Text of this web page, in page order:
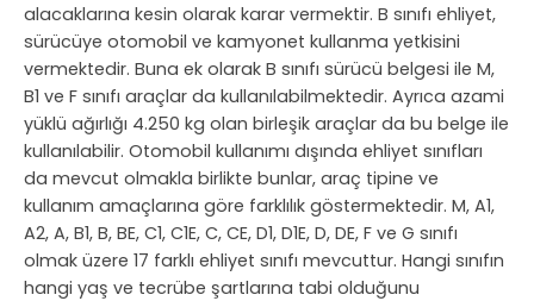
alacaklarına kesin olarak karar vermektir. B sınıfı ehliyet,
sürücüye otomobil ve kamyonet kullanma yetkisini
vermektedir. Buna ek olarak B sınıfı sürücü belgesi ile M,
B1 ve F sınıfı araçlar da kullanılabilmektedir. Ayrıca azami
yüklü ağırlığı 4.250 kg olan birleşik araçlar da bu belge ile
kullanılabilir. Otomobil kullanımı dışında ehliyet sınıfları
da mevcut olmakla birlikte bunlar, araç tipine ve
kullanım amaçlarına göre farklılık göstermektedir. M, A1,
A2, A, B1, B, BE, C1, C1E, C, CE, D1, D1E, D, DE, F ve G sınıfı
olmak üzere 17 farklı ehliyet sınıfı mevcuttur. Hangi sınıfın
hangi yaş ve tecrübe şartlarına tabi olduğunu